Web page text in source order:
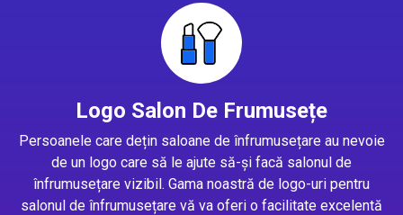
Logo Salon De Frumusețe
Persoanele care dețin saloane de înfrumusețare au nevoie
de un logo care să le ajute să-și facă salonul de
înfrumusețare vizibil. Gama noastră de logo-uri pentru
salonul de înfrumusețare vă va oferi o facilitate excelentă